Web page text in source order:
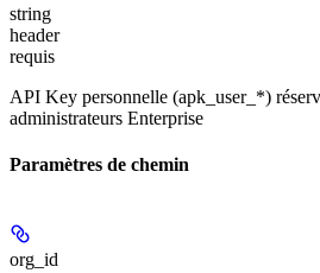
string
header
requis
API Key personnelle (apk_user_*)
administrateurs Enterprise
Paramètres de chemin
org_id